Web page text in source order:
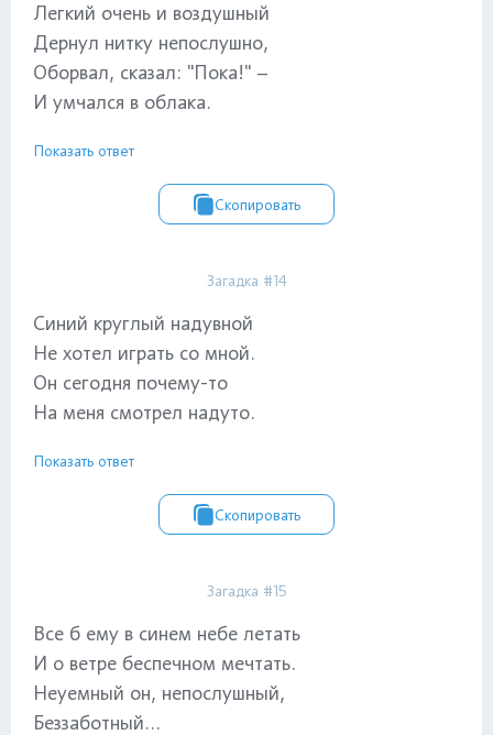
Легкий очень и воздушный
Дернул нитку непослушно,
Оборвал, сказал: "Пока!" –
И умчался в облака.
Показать ответ
Скопировать
Загадка #14
Синий круглый надувной
Не хотел играть со мной.
Он сегодня почему-то
На меня смотрел надуто.
Показать ответ
Скопировать
Загадка #15
Все б ему в синем небе летать
И о ветре беспечном мечтать.
Неуемный он, непослушный,
Беззаботный...